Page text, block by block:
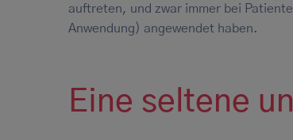
auftreten, und zwar immer bei
Anwendung) angewendet haben.
Eine seltene